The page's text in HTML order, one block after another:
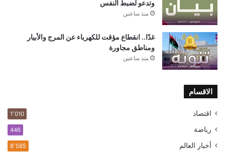
وتدعو لضبط النفس
منذ ساعتين
غدًا.. انقطاع مؤقت للكهرباء عن المرج والأبيار
ومناطق مجاورة
منذ ساعتين
الاقسام
اقتصاد 1٬010
رياضة 446
أخبار العالم 8٬585